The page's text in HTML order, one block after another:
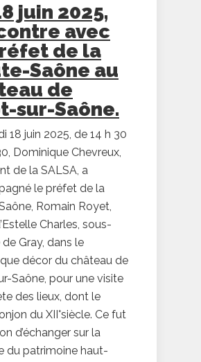
juin 2025,
avec
de la
Saône au
de
sur-Saône.
18 juin 2025, de 14 h 30
Dominique Chevreux,
de la SALSA, a
le préfet de la
Romain Royet,
Charles, sous-
Gray, dans le
décor du château de
Saône, pour une visite
des lieux, dont le
du XII°siècle. Ce fut
d’échanger sur la
du patrimoine haut-